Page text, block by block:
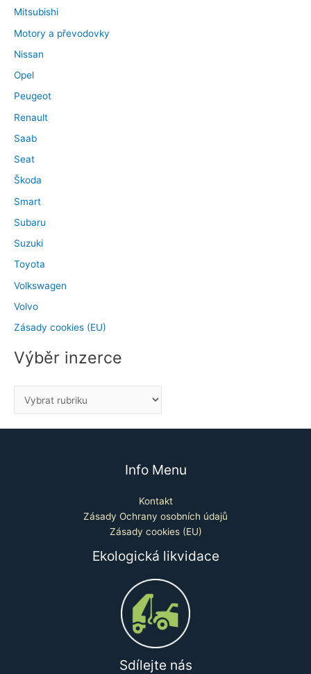
Mitsubishi
Motory a převodovky
Nissan
Opel
Peugeot
Renault
Saab
Seat
Škoda
Smart
Subaru
Suzuki
Toyota
Volkswagen
Volvo
Zásady cookies (EU)
Výběr inzerce
Info Menu
Kontakt
Zásady Ochrany osobních údajů
Zásady cookies (EU)
Ekologická likvidace
Sdílejte nás